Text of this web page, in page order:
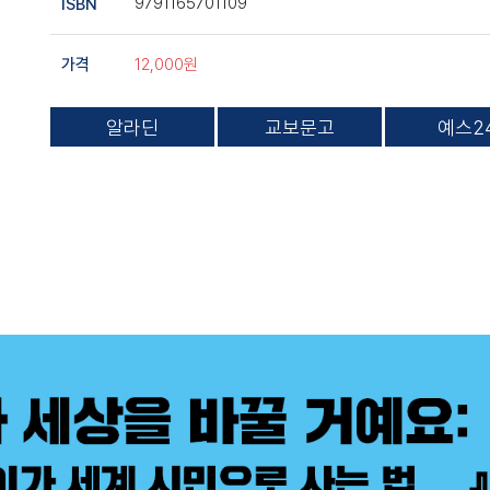
ISBN
가격 12,000원
알라딘 교보문고 예스